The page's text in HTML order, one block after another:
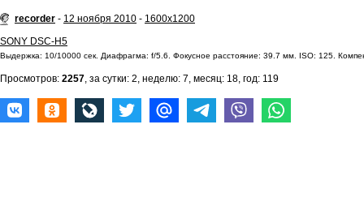
recorder - 12 ноября 2010 - 1600x1200
SONY DSC-H5
Выдержка: 10/10000 сек. Диафрагма: f/5.6. Фокусное расстояние: 39.7 мм. ISO: 125.
Просмотров: 2257, за сутки: 2, неделю: 7, месяц: 18, год: 119